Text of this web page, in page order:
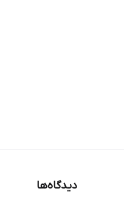
دیدگاه‌ها